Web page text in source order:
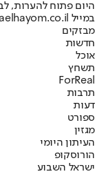
היום פתוח להערות,
במייל hayom@israelhayom.co.il.
מבזקים
חדשות
אוכל
תשחץ
ForReal
תרבות
דעות
ספורט
מגזין
העיתון היומי
הורוסקופ
ישראל השבוע